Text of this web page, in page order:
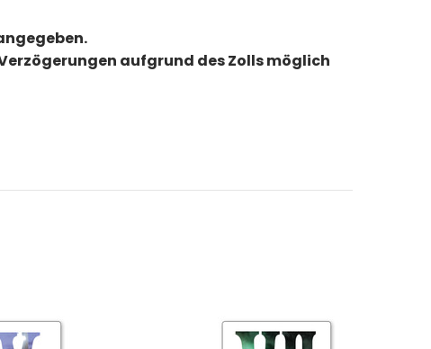
aufgrund des Zolls möglich